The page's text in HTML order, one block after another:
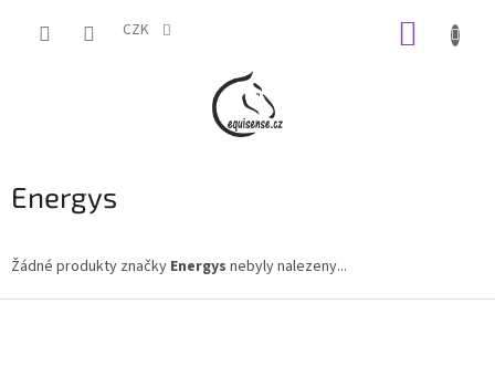
CZK
Energys
Žádné produkty značky Energys nebyly nalezeny...